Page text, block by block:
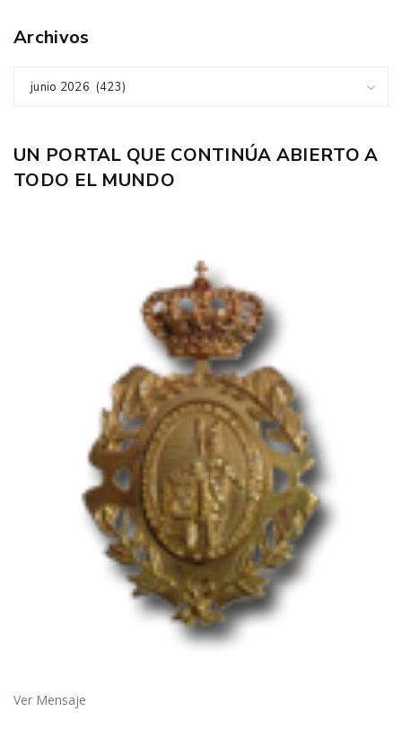
Archivos
junio 2026 (423)
UN PORTAL QUE CONTINÚA ABIERTO A
TODO EL MUNDO
Ver Mensaje